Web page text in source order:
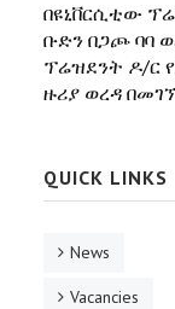
በዩኒቨርሲቲው
ቡድን በጋጮ ባባ
ፕሬዝደንት ዶ/ር
ዙሪያ ወረዳ
QUICK LINKS
News
Vacancies